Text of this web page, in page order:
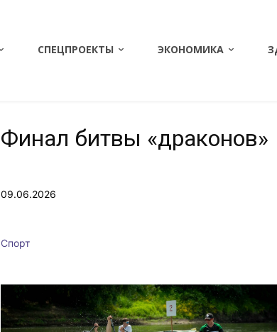
СПЕЦПРОЕКТЫ ЭКОНОМИКА
Финал битвы «драконов»
09.06.2026
Спорт